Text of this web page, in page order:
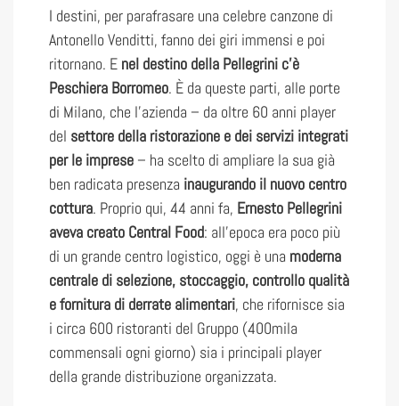
I destini, per parafrasare una celebre canzone di
Antonello Venditti, fanno dei giri immensi e poi
ritornano. E nel destino della Pellegrini c’è
Peschiera Borromeo. È da queste parti, alle porte
di Milano, che l’azienda – da oltre 60 anni player
del settore della ristorazione e dei servizi integrati
per le imprese – ha scelto di ampliare la sua già
ben radicata presenza inaugurando il nuovo centro
cottura. Proprio qui, 44 anni fa, Ernesto Pellegrini
aveva creato Central Food: all’epoca era poco più
di un grande centro logistico, oggi è una moderna
centrale di selezione, stoccaggio, controllo qualità
e fornitura di derrate alimentari, che rifornisce sia
i circa 600 ristoranti del Gruppo (400mila
commensali ogni giorno) sia i principali player
della grande distribuzione organizzata.